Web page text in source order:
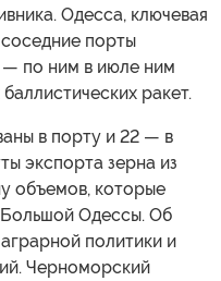
Одесса, ключевая
порты
— по ним в июле ним
ракет.
в порту и 22 — в
экспорта зерна из
объемов, которые
Одессы. Об
политики и
Черноморский